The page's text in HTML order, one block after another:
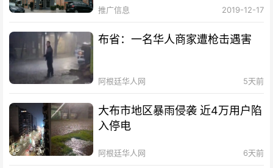
推广信息 2019-12-17
布省：一名华人商家遭枪击遇害
阿根廷华人网 5天前
大布市地区暴雨侵袭 近4万用户陷
入停电
阿根廷华人网 6天前